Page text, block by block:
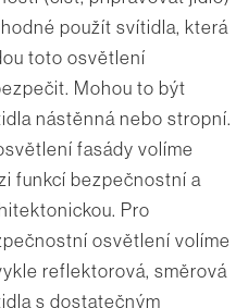
použít svítidla, která
toto osvětlení
Mohou to být
nástěnná nebo stropní.
osvětlení fasády volíme
funkcí bezpečnostní a
Pro
osvětlení volíme
reflektorová, směrová
s dostatečným